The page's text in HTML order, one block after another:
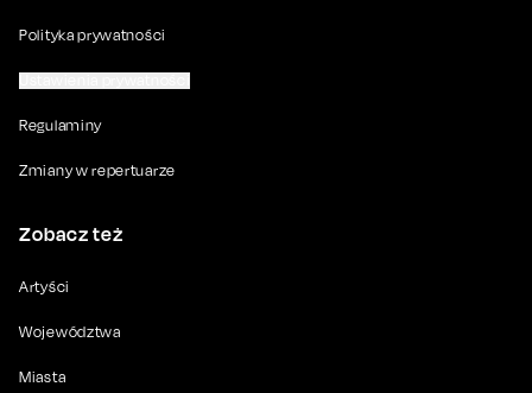
Polityka prywatności
Regulaminy
Zmiany w repertuarze
Zobacz też
Artyści
Województwa
Miasta